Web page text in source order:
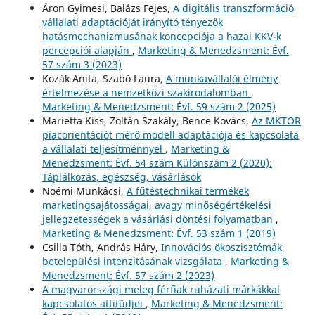
Áron Gyimesi, Balázs Fejes, A digitális transzformáció
vállalati adaptációját irányító tényezők
hatásmechanizmusának koncepciója a hazai KKV-k
percepciói alapján , Marketing & Menedzsment: Évf.
57 szám 3 (2023)
Kozák Anita, Szabó Laura, A munkavállalói élmény
értelmezése a nemzetközi szakirodalomban ,
Marketing & Menedzsment: Évf. 59 szám 2 (2025)
Marietta Kiss, Zoltán Szakály, Bence Kovács, Az MKTOR
piacorientációt mérő modell adaptációja és kapcsolata
a vállalati teljesítménnyel , Marketing &
Menedzsment: Évf. 54 szám Különszám 2 (2020):
Táplálkozás, egészség, vásárlások
Noémi Munkácsi, A fűtéstechnikai termékek
marketingsajátosságai, avagy minőségértékelési
jellegzetességek a vásárlási döntési folyamatban ,
Marketing & Menedzsment: Évf. 53 szám 1 (2019)
Csilla Tóth, András Háry, Innovációs ökoszisztémák
betelepülési intenzitásának vizsgálata , Marketing &
Menedzsment: Évf. 57 szám 2 (2023)
A magyarországi meleg férfiak ruházati márkákkal
kapcsolatos attitűdjei , Marketing & Menedzsment: